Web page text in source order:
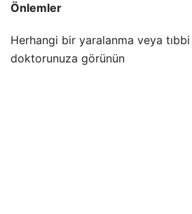
Önlemler
Herhangi bir yaralanma veya
doktorunuza görünün